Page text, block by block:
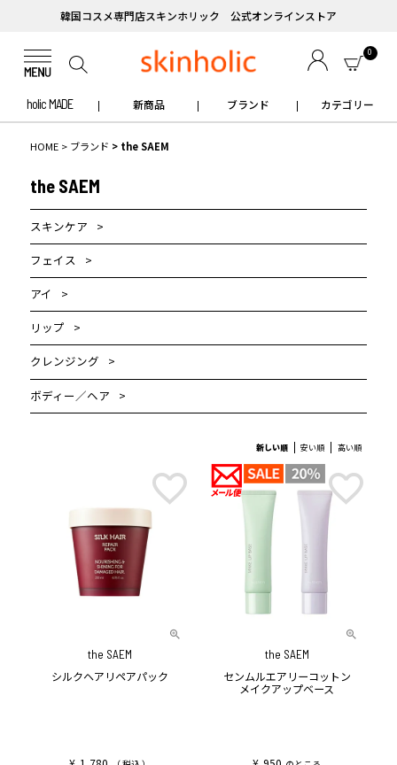
韓国コスメ専門店スキンホリック 公式オンラインストア
0
holic MADE 新商品 ブランド カテゴリー
HOME ブランド the SAEM
the SAEM
スキンケア
フェイス
アイ
リップ
クレンジング
ボディー／ヘア
新しい順 安い順 高い順
the SAEM
シルクヘアリペアパック
the SAEM
センムルエアリーコットン
メイクアップベース